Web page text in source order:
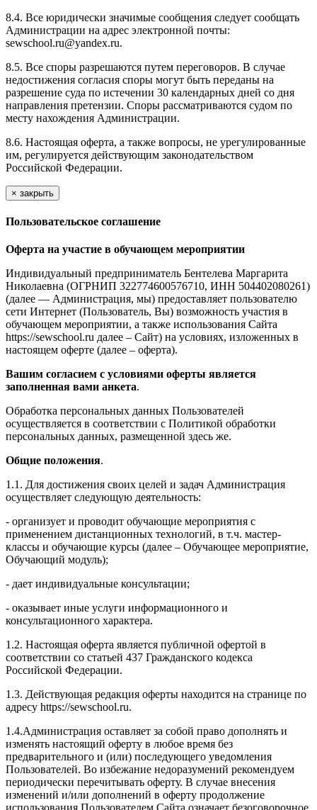
8.4. Все юридически значимые сообщения следует сообщать
Администрации на адрес электронной почты:
sewschool.ru@yandex.ru.
8.5. Все споры разрешаются путем переговоров. В случае
недостижения согласия споры могут быть переданы на
разрешение суда по истечении 30 календарных дней со дня
направления претензии. Споры рассматриваются судом по
месту нахождения Администрации.
8.6. Настоящая оферта, а также вопросы, не урегулированные
им, регулируется действующим законодательством
Российской Федерации.
× закрыть
Пользовательское соглашение
Оферта на участие в обучающем мероприятии
Индивидуальный предприниматель Бентелева Маргарита
Николаевна (ОГРНИП 322774600576710, ИНН 504402080261)
(далее — Администрация, мы) предоставляет пользователю
сети Интернет (Пользователь, Вы) возможность участия в
обучающем мероприятии, а также использования Сайта
https://sewschool.ru далее – Сайт) на условиях, изложенных в
настоящем оферте (далее – оферта).
Вашим согласием с условиями оферты является
заполненная вами анкета.
Обработка персональных данных Пользователей
осуществляется в соответствии с Политикой обработки
персональных данных, размещенной здесь же.
Общие положения.
1.1. Для достижения своих целей и задач Администрация
осуществляет следующую деятельность:
- организует и проводит обучающие мероприятия с
применением дистанционных технологий, в т.ч. мастер-
классы и обучающие курсы (далее – Обучающее мероприятие,
Обучающий модуль);
- дает индивидуальные консультации;
- оказывает иные услуги информационного и
консультационного характера.
1.2. Настоящая оферта является публичной офертой в
соответствии со статьей 437 Гражданского кодекса
Российской Федерации.
1.3. Действующая редакция оферты находится на странице по
адресу https://sewschool.ru.
1.4.Администрация оставляет за собой право дополнять и
изменять настоящий оферту в любое время без
предварительного и (или) последующего уведомления
Пользователей. Во избежание недоразумений рекомендуем
периодически перечитывать оферту. В случае внесения
изменений и/или дополнений в оферту продолжение
использования Пользователем Сайта означает безоговорочное